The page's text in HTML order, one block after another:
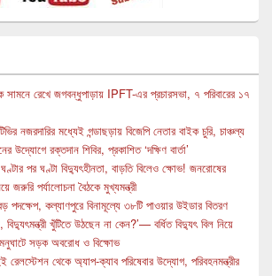
রেখে জগবন্ধুপাড়ায় IPFT-এর প্রচারসভা, ৭ পরিবারের ১৭
নজরদারির মধ্যেই গন্ডাছড়ায় বিজেপি নেতার বাইক চুরি, চাঞ্চল্য
উদ্যোগে রক্তদান শিবির, প্রকাশিত ‘দক্ষিণ বার্তা’
পর ঘণ্টা বিদ্যুৎহীনতা, বাড়তি বিলেও ক্ষোভ! জনরোষের
জরুরি পর্যালোচনা বৈঠকে মুখ্যমন্ত্রী
পদক্ষেপ, কল্যাণপুরে বিনামূল্যে ৩৮টি পাওয়ার উইডার বিতরণ
বিদ্যুৎমন্ত্রী খুঁটিতে উঠছেন না কেন?’— বর্ধিত বিদ্যুৎ বিল নিয়ে
মনুঘাটে সড়ক অবরোধ ও বিক্ষোভ
রেলস্টেশন থেকে অ্যাপ-ক্যাব পরিষেবার উদ্যোগ, পরিবহনমন্ত্রীর